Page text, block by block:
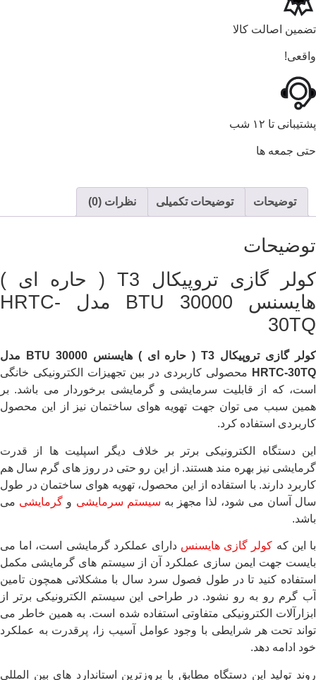
تضمین اصالت کالا
واقعی!
پشتیبانی تا ۱۲ شب
حتی جمعه ها
توضیحات توضیحات تکمیلی نظرات (0)
توضیحات
کولر گازی تروپیکال T3 ( حاره ای )
هایسنس BTU 30000 مدل HRTC-
30TQ
کولر گازی تروپیکال T3 ( حاره ای ) هایسنسBTU 30000
مدل
HRTC-30TQ محصولی کاربردی در بین تجهیزات الکترونیکی خانگی
است، که از قابلیت سرمایشی و گرمایشی برخوردار می باشد. بر
همین سبب می توان جهت تهویه هوای ساختمان نیز از این محصول
کاربردی استفاده کرد.
این دستگاه الکترونیکی برتر بر خلاف دیگر اسپلیت ها از قدرت
گرمایشی نیز بهره مند هستند. از این رو حتی در روز های گرم سال هم
کاربرد دارند. با استفاده از این محصول، تهویه هوای ساختمان در طول
سال آسان می شود، لذا مجهز به سیستم سرمایشی و گرمایشی می
باشد.
با این که کولر گازی هایسنس دارای عملکرد گرمایشی است، اما می
بایست جهت ایمن سازی عملکرد آن از سیستم های گرمایشی مکمل
استفاده کنید تا در طول فصول سرد سال با مشکلاتی همچون تامین
آب گرم رو به رو نشود. در طراحی این سیستم الکترونیکی برتر از
ابزارآلات الکترونیکی متفاوتی استفاده شده است. به همین خاطر می
تواند تحت هر شرایطی با وجود عوامل آسیب زا، پرقدرت به عملکرد
خود ادامه دهد.
روند تولید این دستگاه مطابق با بروزترین استاندارد های بین المللی